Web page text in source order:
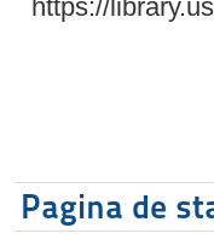
https://
Pagina de